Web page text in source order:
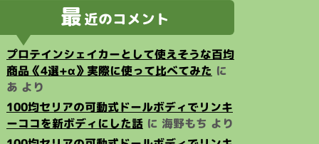
最近のコメント
プロテインシェイカーとして使えそうな百均
商品《4選+α》実際に使って比べてみた に
あ より
100均セリアの可動式ドールボディでリンキ
ーココを新ボディにした話 に 海野もち より